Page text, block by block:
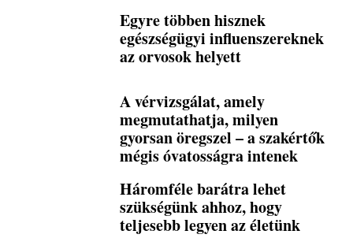
Egyre többen hisznek
egészségügyi influenszereknek
az orvosok helyett
A vérvizsgálat, amely
megmutathatja, milyen
gyorsan öregszel – a szakértők
mégis óvatosságra intenek
Háromféle barátra lehet
szükségünk ahhoz, hogy
teljesebb legyen az életünk